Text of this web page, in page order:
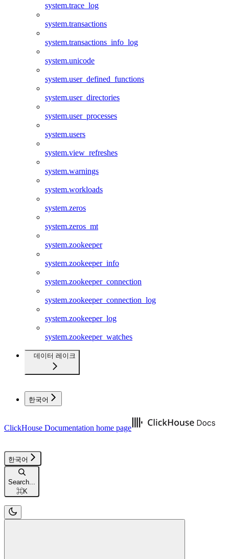
system.trace_log
system.transactions
system.transactions_info_log
system.unicode
system.user_defined_functions
system.user_directories
system.user_processes
system.users
system.view_refreshes
system.warnings
system.workloads
system.zeros
system.zeros_mt
system.zookeeper
system.zookeeper_info
system.zookeeper_connection
system.zookeeper_connection_log
system.zookeeper_log
system.zookeeper_watches
데이터 레이크
한국어
ClickHouse Documentation home page
한국어
Search...
⌘K